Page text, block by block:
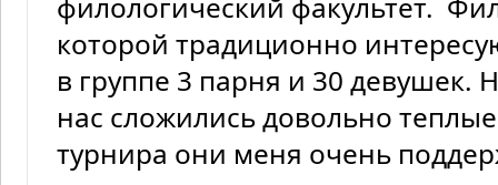
которой традиционно
в группе 3 парня и 30 девушек.
нас сложились довольно
турнира они меня очень